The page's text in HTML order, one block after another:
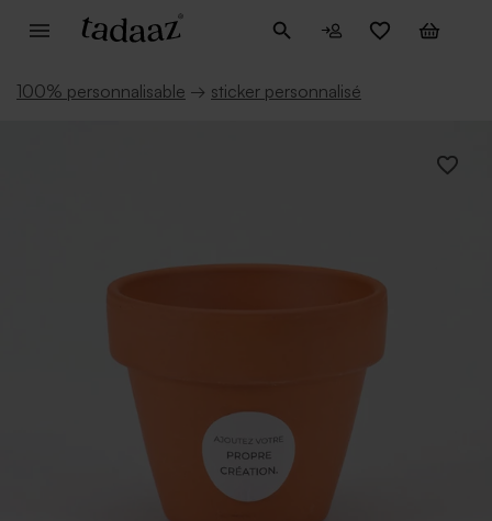
100% personnalisable → sticker personnalisé